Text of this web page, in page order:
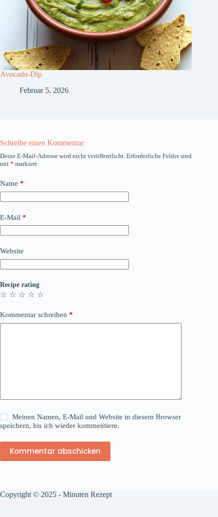
Avocado-Dip
Februar 5, 2026
Schreibe einen Kommentar
Deine E-Mail-Adresse wird nicht veröffentlicht. Erforderliche Felder sind
mit * markiert
Name *
E-Mail *
Website
Recipe rating
☆
☆
☆
☆
☆
Kommentar schreiben *
Meinen Namen, E-Mail und Website in diesem Browser
speichern, bis ich wieder kommentiere.
Kommentar abschicken
Copyright © 2025 - Minuten Rezept